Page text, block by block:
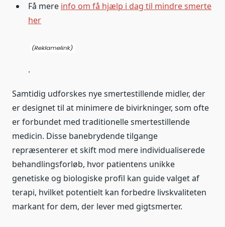
Få mere info om få hjælp i dag til mindre smerte
her
.
Samtidig udforskes nye smertestillende midler, der
er designet til at minimere de bivirkninger, som ofte
er forbundet med traditionelle smertestillende
medicin. Disse banebrydende tilgange
repræsenterer et skift mod mere individualiserede
behandlingsforløb, hvor patientens unikke
genetiske og biologiske profil kan guide valget af
terapi, hvilket potentielt kan forbedre livskvaliteten
markant for dem, der lever med gigtsmerter.